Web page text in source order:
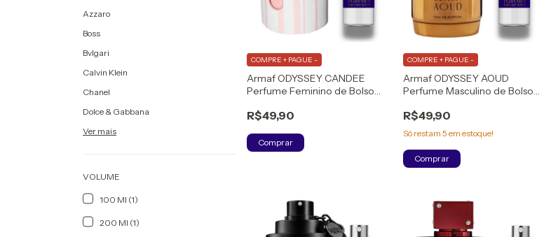
Azzaro
Boss
Bvlgari
Calvin Klein
Chanel
Dolce & Gabbana
Ver mais
VOLUME
100 Ml (1)
200 Ml (1)
Armaf ODYSSEY CANDEE
Perfume Feminino de Bolso
R$49,90
COMPRE + PAGUE -
Comprar
Armaf ODYSSEY AOUD
Perfume Masculino de Bolso
R$49,90
COMPRE + PAGUE -
Só restam 5 em estoque!
Comprar